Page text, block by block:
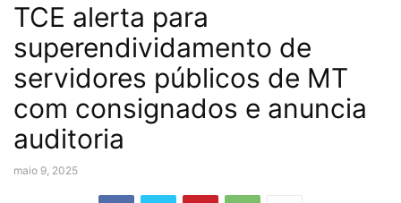
TCE alerta para
superendividamento de
servidores públicos de MT
com consignados e anuncia
auditoria
maio 9, 2025